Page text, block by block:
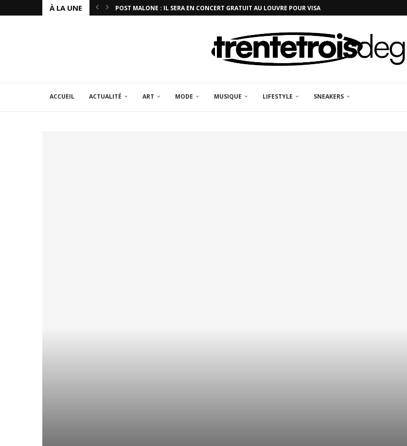
À LA UNE POST MALONE : IL SERA EN CONCERT GRATUIT AU LOUVRE POUR VISA
ACCUEIL ACTUALITÉ ART MODE MUSIQUE LIFESTYLE SNEAKERS